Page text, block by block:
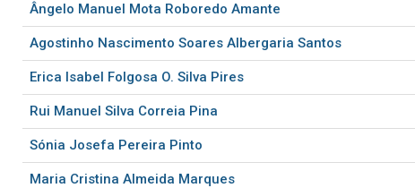
Ângelo Manuel Mota Roboredo Amante
Agostinho Nascimento Soares Albergaria Santos
Erica Isabel Folgosa O. Silva Pires
Rui Manuel Silva Correia Pina
Sónia Josefa Pereira Pinto
Maria Cristina Almeida Marques